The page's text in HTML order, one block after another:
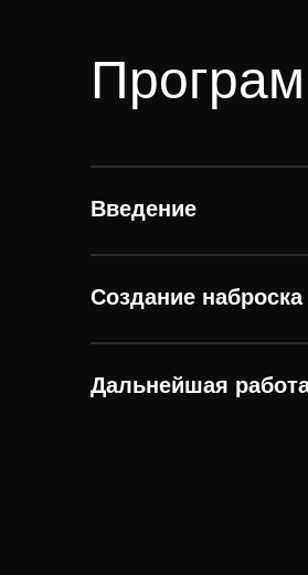
Введение
Создание наброска
Дальнейшая